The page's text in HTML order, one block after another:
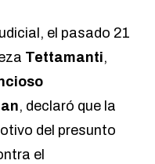
el pasado 21
Tettamanti,
, declaró que la
del presunto
el